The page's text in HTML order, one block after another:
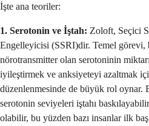
İşte ana teoriler:
1. Serotonin ve İştah: Zoloft, Seçici
Engelleyicisi (SSRI)dir. Temel görevi,
nörotransmitter olan serotoninin
iyileştirmek ve anksiyeteyi azaltmak
düzenlenmesinde de büyük rol oynar.
serotonin seviyeleri iştahı
olabilir, bu yüzden bazı insanlar ilk